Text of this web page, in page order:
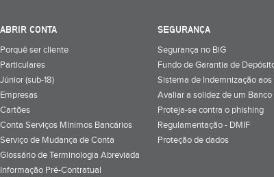
ABRIR CONTA
Porquê ser cliente
Particulares
Júnior (sub-18)
Empresas
Cartões
Conta Serviços Mínimos Bancários
Serviço de Mudança de Conta
Glossário de Terminologia Abreviada
Informação Pré-Contratual
SEGURANÇA
Segurança no BiG
Fundo de Garantia de
Sistema de Indemnização
Avaliar a solidez de um Banco
Proteja-se contra o phishing
Regulamentação - DMIF
Proteção de dados